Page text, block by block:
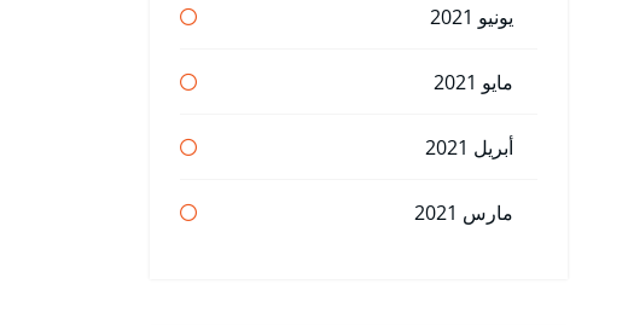
يونيو 2021
مايو 2021
أبريل 2021
مارس 2021